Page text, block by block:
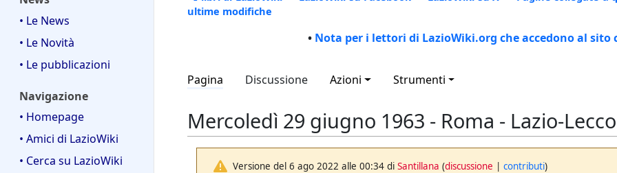
• Le News
• Le Novità
• Le pubblicazioni
Navigazione
• Homepage
• Amici di LazioWiki
• Cerca su LazioWiki
ultime modifiche
• Nota per i lettori di LazioWiki.org che accedono al sito
Pagina Discussione Azioni Strumenti
Mercoledì 29 giugno 1963 - Roma - Lazio-
Versione del 6 ago 2022 alle 00:34 diSantillana (discussione |contributi)